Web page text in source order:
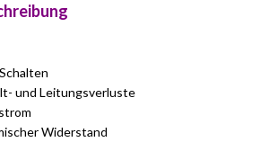
und Leitungsverluste
Widerstand